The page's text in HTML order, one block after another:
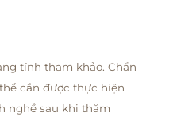
tính tham khảo. Chẩn
cần được thực hiện
nghề sau khi thăm